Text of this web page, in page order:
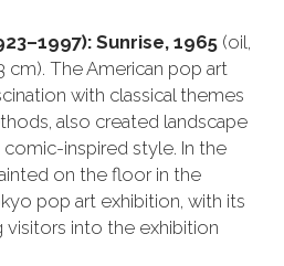
Sunrise, 1965(oil,
cm). The American pop art
with classical themes
also created landscape
comic-inspired style. In the
on the floor in the
pop art exhibition, with its
visitors into the exhibition